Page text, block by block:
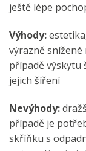
ještě lépe
Výhody:
výrazně snížené
případě výskytu
jejich šíření
Nevýhody:
případě je
skříňku s